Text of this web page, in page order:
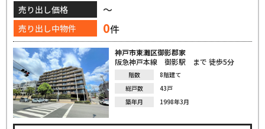
売り出し価格 ～
売り出し中物件 0件
神戸市東灘区御影郡家
阪急神戸本線 御影駅 まで 徒歩5分
階数
8階建て
総戸数
43戸
築年月
1998年3月